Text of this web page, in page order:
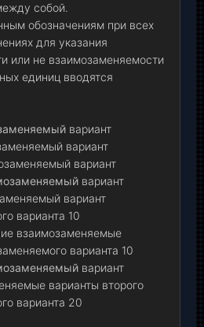
собой.
обозначениям при всех
для указания
или не взаимозаменяемости
единиц вводятся
вариант
вариант
вариант
вариант
вариант
варианта 10
взаимозаменяемые
варианта 10
вариант
варианты второго
варианта 20